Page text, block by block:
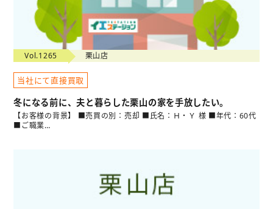
Vol.1265 栗山店
当社にて直接買取
冬になる前に、夫と暮らした栗山の家を手放したい。
【お客様の背景】 ■売買の別：売却 ■氏名：Ｈ・Ｙ 様 ■年代：60代
■ご職業…